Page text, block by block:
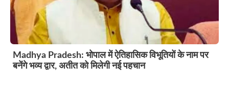
Madhya Pradesh: भोपाल में ऐतिहासिक विभूतियों के नाम पर
बनेंगे भव्य द्वार, अतीत को मिलेगी नई पहचान